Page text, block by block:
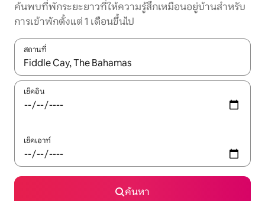
ค้นพบที่พักระยะยาวที่ให้ความรู้สึกเหมือนอยู่บ้านสำหรับ
การเข้าพักตั้งแต่ 1 เดือนขึ้นไป
สถานที่
ใช้ลูกศรขึ้นลง หรือใช้การสัมผัสหรือปัด เพื่อสำรวจผลการค้นหา
เช็คอิน
เช็คเอาท์
ค้นหา